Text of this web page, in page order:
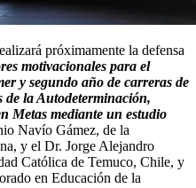
próximamente la defensa
motivacionales para el
y segundo año de carreras de
de la Autodeterminación,
Metas mediante un estudio
Navío Gámez, de la
y el Dr. Jorge Alejandro
Católica de Temuco, Chile, y
en Educación de la